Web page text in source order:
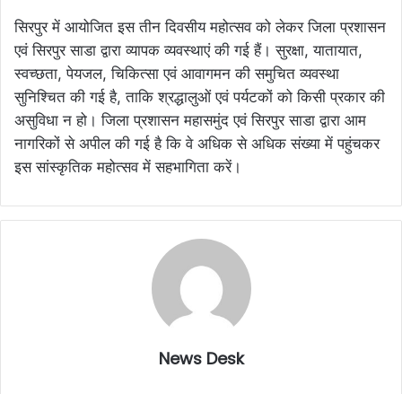
सिरपुर में आयोजित इस तीन दिवसीय महोत्सव को लेकर जिला प्रशासन
एवं सिरपुर साडा द्वारा व्यापक व्यवस्थाएं की गई हैं। सुरक्षा, यातायात,
स्वच्छता, पेयजल, चिकित्सा एवं आवागमन की समुचित व्यवस्था
सुनिश्चित की गई है, ताकि श्रद्धालुओं एवं पर्यटकों को किसी प्रकार की
असुविधा न हो। जिला प्रशासन महासमुंद एवं सिरपुर साडा द्वारा आम
नागरिकों से अपील की गई है कि वे अधिक से अधिक संख्या में पहुंचकर
इस सांस्कृतिक महोत्सव में सहभागिता करें।
News Desk